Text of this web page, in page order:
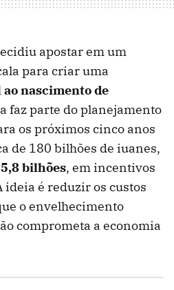
apostar em um
para criar uma
nascimento de
faz parte do planejamento
os próximos cinco anos
de 180 bilhões de iuanes,
bilhões, em incentivos
é reduzir os custos
o envelhecimento
comprometa a economia